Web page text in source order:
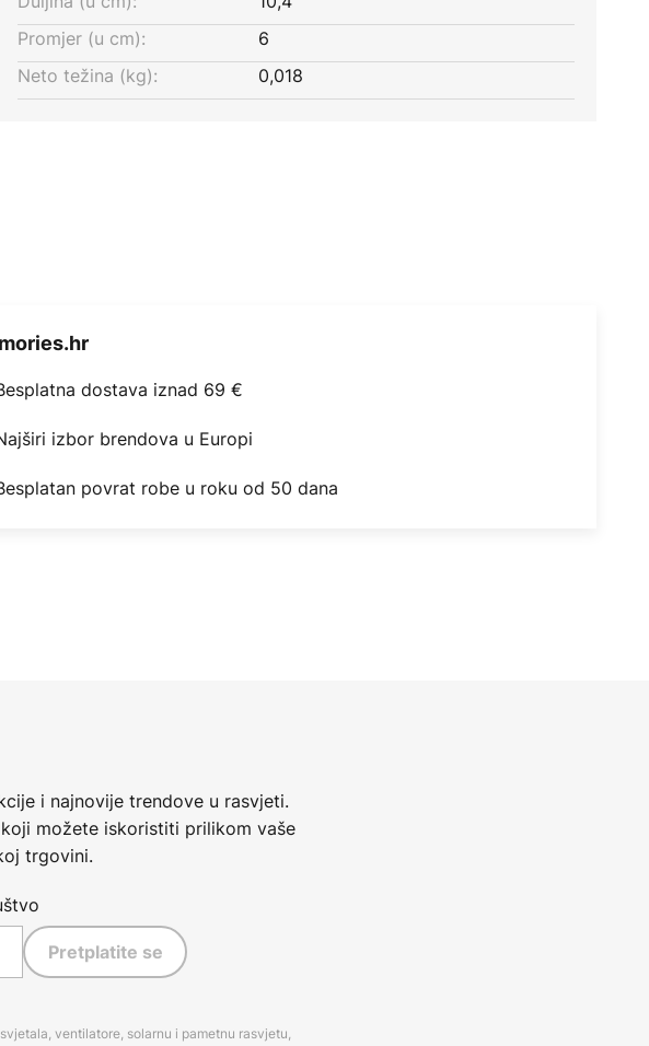
Promjer (u cm):
6
Neto težina (kg):
0,018
dostava iznad 69 €
izbor brendova u Europi
povrat robe u roku od 50 dana
i najnovije trendove u rasvjeti.
možete iskoristiti prilikom vaše
trgovini.
Pretplatite se
ventilatore, solarnu i pametnu rasvjetu,